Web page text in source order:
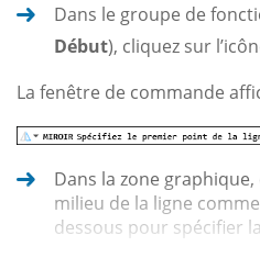
Dans le groupe de
Début), cliquez sur
La fenêtre de commande
Dans la zone
milieu de la ligne
dessous pour spécifier